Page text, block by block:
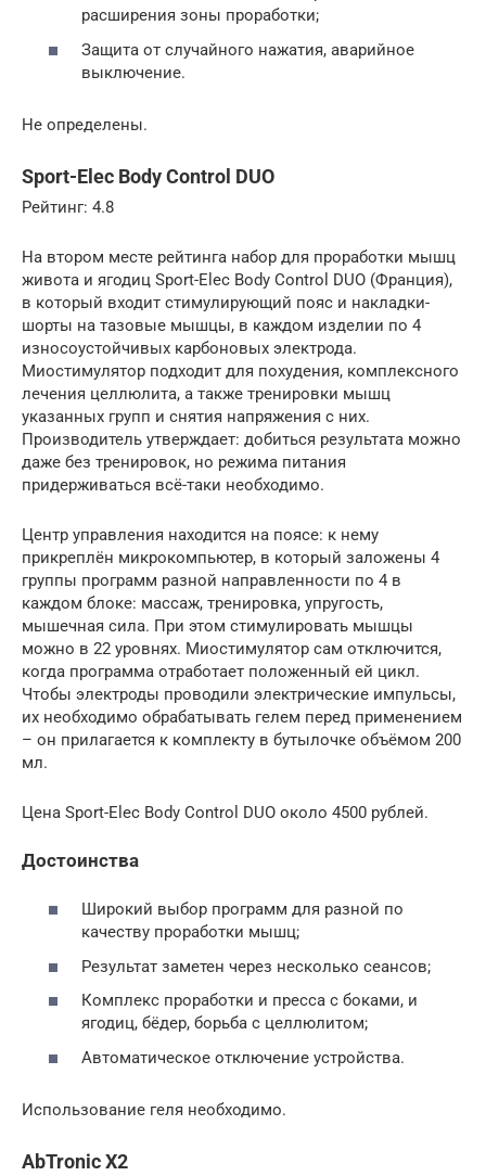
расширения зоны проработки;
Защита от случайного нажатия, аварийное
выключение.
Не определены.
Sport-Elec Body Control DUO
Рейтинг: 4.8
На втором месте рейтинга набор для проработки мышц
живота и ягодиц Sport-Elec Body Control DUO (Франция),
в который входит стимулирующий пояс и накладки-
шорты на тазовые мышцы, в каждом изделии по 4
износоустойчивых карбоновых электрода.
Миостимулятор подходит для похудения, комплексного
лечения целлюлита, а также тренировки мышц
указанных групп и снятия напряжения с них.
Производитель утверждает: добиться результата можно
даже без тренировок, но режима питания
придерживаться всё-таки необходимо.
Центр управления находится на поясе: к нему
прикреплён микрокомпьютер, в который заложены 4
группы программ разной направленности по 4 в
каждом блоке: массаж, тренировка, упругость,
мышечная сила. При этом стимулировать мышцы
можно в 22 уровнях. Миостимулятор сам отключится,
когда программа отработает положенный ей цикл.
Чтобы электроды проводили электрические импульсы,
их необходимо обрабатывать гелем перед применением
– он прилагается к комплекту в бутылочке объёмом 200
мл.
Цена Sport-Elec Body Control DUO около 4500 рублей.
Достоинства
Широкий выбор программ для разной по
качеству проработки мышц;
Результат заметен через несколько сеансов;
Комплекс проработки и пресса с боками, и
ягодиц, бёдер, борьба с целлюлитом;
Автоматическое отключение устройства.
Использование геля необходимо.
AbTronic X2